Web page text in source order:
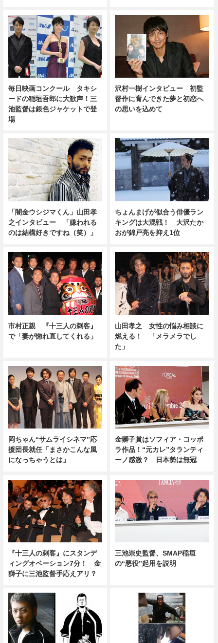
毎日映画コンクール タキシ
ードの稲垣吾郎に大歓声！三
池監督は銀色ジャケットで登
場
沢村一樹インタビュー 初監
督作に育んできた夢と初恋へ
の思いを込めて
「闇金ウシジマくん」山田孝
之インタビュー 「嫌われる
のは結構好きですね（笑）」
ちょんまげが似合う俳優ラン
キングは大混戦！ 大沢たか
おが錦戸亮を抑え1位
市村正親 『十三人の刺客』
で「妻が惚れ直してくれる」
山田孝之 女性の悩み相談に
燃える！ 「メラメラでし
た」
岡ちゃん“サムライシネマ”応
援団長就任「まさかこんな風
になっちゃうとは」
金獅子賞はソフィア・コッポ
ラ作品！“元カレ”タランティ
ーノ感激？ 日本勢は無冠
『十三人の刺客』にスタンデ
ィングオベーション7分！ 金
獅子に三池監督手応えアリ？
三池崇史監督、SMAP稲垣
の“悪役”起用を説明